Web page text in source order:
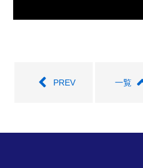
PREV 一覧